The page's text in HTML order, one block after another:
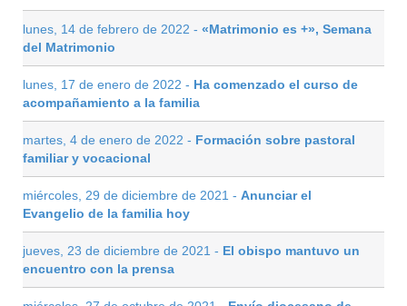
lunes, 14 de febrero de 2022 - «Matrimonio es +», Semana
del Matrimonio
lunes, 17 de enero de 2022 - Ha comenzado el curso de
acompañamiento a la familia
martes, 4 de enero de 2022 - Formación sobre pastoral
familiar y vocacional
miércoles, 29 de diciembre de 2021 - Anunciar el
Evangelio de la familia hoy
jueves, 23 de diciembre de 2021 - El obispo mantuvo un
encuentro con la prensa